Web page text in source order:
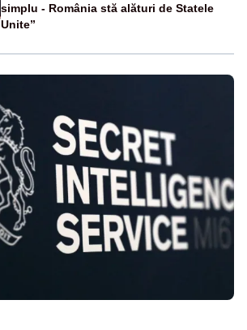
simplu - România stă alături de Statele
Unite”